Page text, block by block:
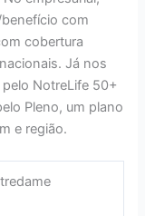
com
cobertura
Já nos
NotreLife 50+
Pleno, um plano
e região.